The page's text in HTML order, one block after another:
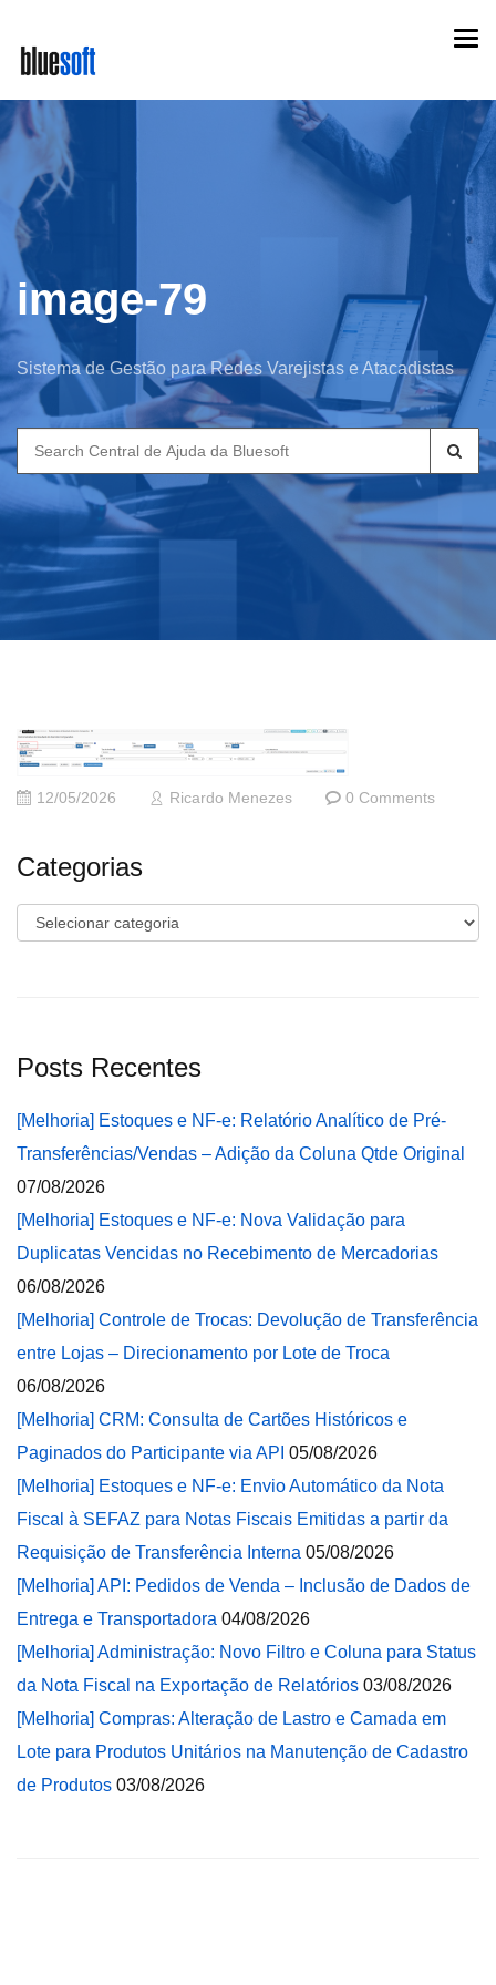
main
content
image-79
Sistema de Gestão para Redes Varejistas e Atacadistas
Search
for:
12/05/2026 Ricardo Menezes 0 Comments
Categorias
Categorias
Posts Recentes
[Melhoria] Estoques e NF-e: Relatório Analítico de Pré-
Transferências/Vendas – Adição da Coluna Qtde Original
07/08/2026
[Melhoria] Estoques e NF-e: Nova Validação para
Duplicatas Vencidas no Recebimento de Mercadorias
06/08/2026
[Melhoria] Controle de Trocas: Devolução de Transferência
entre Lojas – Direcionamento por Lote de Troca
06/08/2026
[Melhoria] CRM: Consulta de Cartões Históricos e
Paginados do Participante via API 05/08/2026
[Melhoria] Estoques e NF-e: Envio Automático da Nota
Fiscal à SEFAZ para Notas Fiscais Emitidas a partir da
Requisição de Transferência Interna 05/08/2026
[Melhoria] API: Pedidos de Venda – Inclusão de Dados de
Entrega e Transportadora 04/08/2026
[Melhoria] Administração: Novo Filtro e Coluna para Status
da Nota Fiscal na Exportação de Relatórios 03/08/2026
[Melhoria] Compras: Alteração de Lastro e Camada em
Lote para Produtos Unitários na Manutenção de Cadastro
de Produtos 03/08/2026